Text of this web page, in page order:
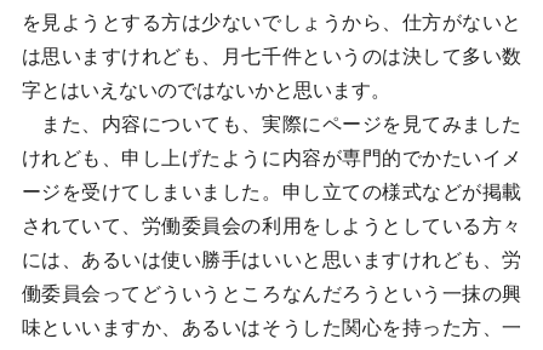
を見ようとする方は少ないでしょうから、仕方がないと
は思いますけれども、月七千件というのは決して多い数
字とはいえないのではないかと思います。
また、内容についても、実際にページを見てみました
けれども、申し上げたように内容が専門的でかたいイメ
ージを受けてしまいました。申し立ての様式などが掲載
されていて、労働委員会の利用をしようとしている方々
には、あるいは使い勝手はいいと思いますけれども、労
働委員会ってどういうところなんだろうという一抹の興
味といいますか、あるいはそうした関心を持った方、一